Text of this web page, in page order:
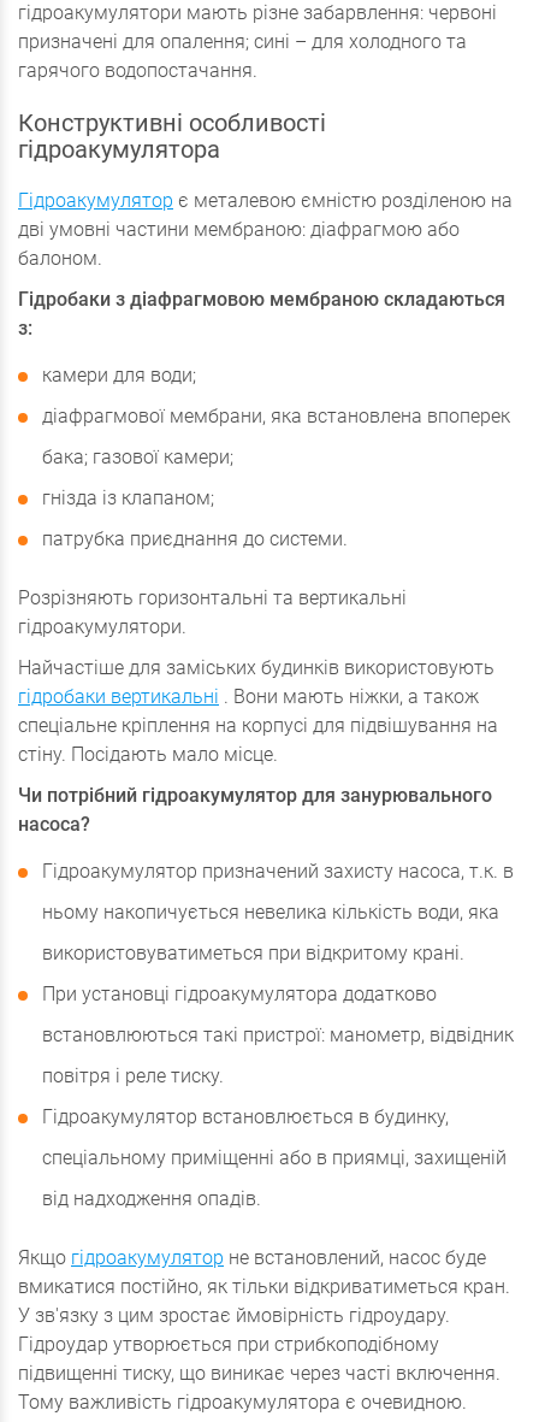
гідроакумулятори мають різне забарвлення: червоні
призначені для опалення; сині – для холодного та
гарячого водопостачання.
Конструктивні особливості
гідроакумулятора
Гідроакумулятор є металевою ємністю розділеною на
дві умовні частини мембраною: діафрагмою або
балоном.
Гідробаки з діафрагмовою мембраною складаються
з:
камери для води;
діафрагмової мембрани, яка встановлена впоперек
бака; газової камери;
гнізда із клапаном;
патрубка приєднання до системи.
Розрізняють горизонтальні та вертикальні
гідроакумулятори.
Найчастіше для заміських будинків використовують
гідробаки вертикальні . Вони мають ніжки, а також
спеціальне кріплення на корпусі для підвішування на
стіну. Посідають мало місце.
Чи потрібний гідроакумулятор для занурювального
насоса?
Гідроакумулятор призначений захисту насоса, т.к. в
ньому накопичується невелика кількість води, яка
використовуватиметься при відкритому крані.
При установці гідроакумулятора додатково
встановлюються такі пристрої: манометр, відвідник
повітря і реле тиску.
Гідроакумулятор встановлюється в будинку,
спеціальному приміщенні або в приямці, захищеній
від надходження опадів.
Якщо гідроакумулятор не встановлений, насос буде
вмикатися постійно, як тільки відкриватиметься кран.
У зв'язку з цим зростає ймовірність гідроудару.
Гідроудар утворюється при стрибкоподібному
підвищенні тиску, що виникає через часті включення.
Тому важливість гідроакумулятора є очевидною.